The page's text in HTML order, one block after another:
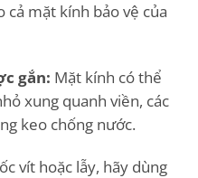
cả mặt kính bảo vệ của
gắn: Mặt kính có thể
xung quanh viền, các
keo chống nước.
vít hoặc lẫy, hãy dùng